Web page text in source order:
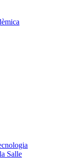
Salle